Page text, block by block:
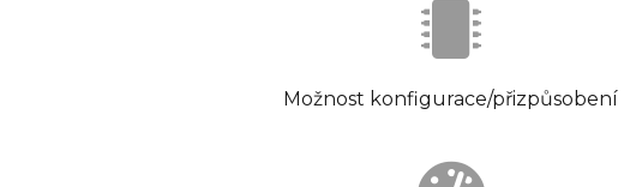
Možnost konfigurace/přizpůsobení